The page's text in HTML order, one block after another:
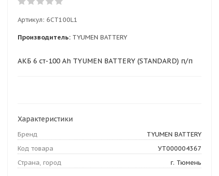
Артикул: 6CT100L1
Производитель: TYUMEN BATTERY
АКБ 6 ст-100 Ah TYUMEN BATTERY (STANDARD) п/п
Характеристики
Бренд
TYUMEN BATTERY
Код товара
УТ000004367
Страна, город
г. Тюмень